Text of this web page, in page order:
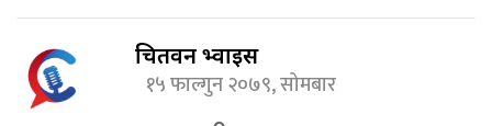
चितवन भ्वाईस
१५ फाल्गुन २०७९, सोमबार